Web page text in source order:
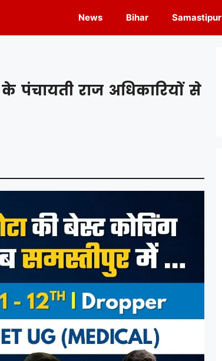
News Bihar Samastipur
पंचायती राज अधिकारियों से